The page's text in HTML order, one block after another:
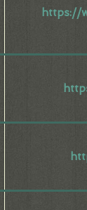
https://